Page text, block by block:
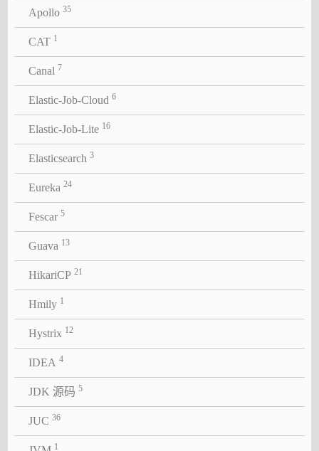
Apollo 35
CAT 1
Canal 7
Elastic-Job-Cloud 6
Elastic-Job-Lite 16
Elasticsearch 3
Eureka 24
Fescar 5
Guava 13
HikariCP 21
Hmily 1
Hystrix 12
IDEA 4
JDK 源码 5
JUC 36
1